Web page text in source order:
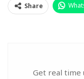
Share
Get real time